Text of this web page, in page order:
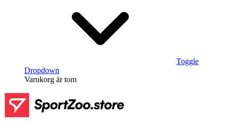
Toggle
Dropdown
Varukorg är tom